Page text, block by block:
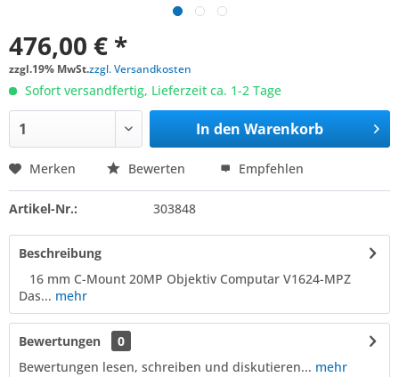
476,00 € *
zzgl.19% MwSt.zzgl. Versandkosten
Sofort versandfertig, Lieferzeit ca. 1-2 Tage
In den Warenkorb
Merken Bewerten Empfehlen
Artikel-Nr.: 303848
Beschreibung
16 mm C-Mount 20MP Objektiv Computar V1624-MPZ
Das... mehr
Bewertungen
0
Bewertungen lesen, schreiben und diskutieren... mehr